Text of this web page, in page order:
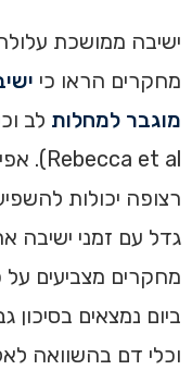
‏ישיבה ממושכת
מחקרים הראו כי
מוגבר למחלות
Rebecca et al). אפילו 30 דקות בלבד של
רצופה יכולות